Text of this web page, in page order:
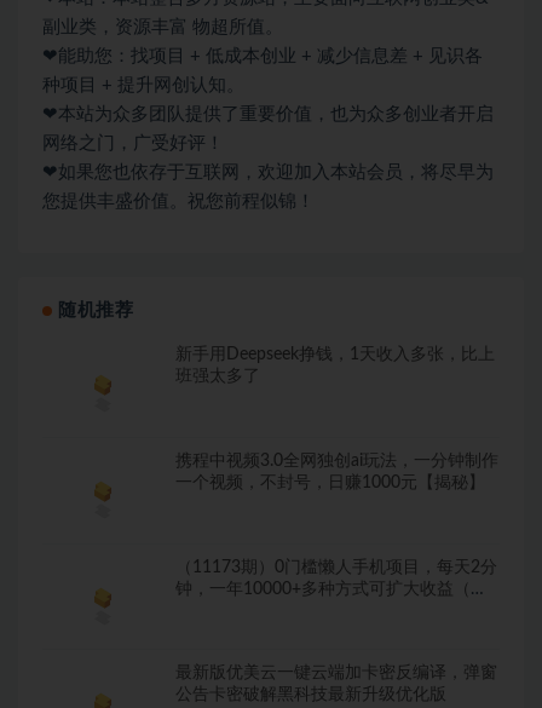
副业类，资源丰富 物超所值。
❤能助您：找项目 + 低成本创业 + 减少信息差 + 见识各
种项目 + 提升网创认知。
❤本站为众多团队提供了重要价值，也为众多创业者开启
网络之门，广受好评！
❤如果您也依存于互联网，欢迎加入本站会员，将尽早为
您提供丰盛价值。祝您前程似锦！
随机推荐
新手用Deepseek挣钱，1天收入多张，比上
班强太多了
携程中视频3.0全网独创ai玩法，一分钟制作
一个视频，不封号，日赚1000元【揭秘】
（11173期）0门槛懒人手机项目，每天2分
钟，一年10000+多种方式可扩大收益（抢
最新版优美云一键云端加卡密反编译，弹窗
公告卡密破解黑科技最新升级优化版